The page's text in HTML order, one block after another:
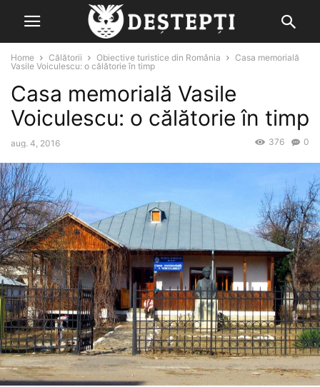
Home Călătorii Obiective turistice din România
Casa memorială
Vasile Voiculescu: o călătorie în timp
Casa memorială Vasile
Voiculescu: o călătorie în timp
aug. 4, 2016 0
376